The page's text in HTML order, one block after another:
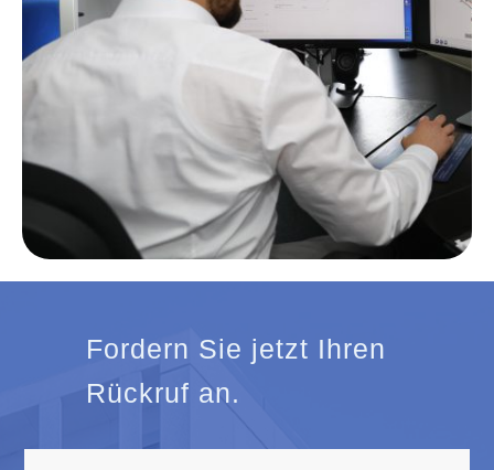
Fordern Sie jetzt Ihren
Rückruf an.